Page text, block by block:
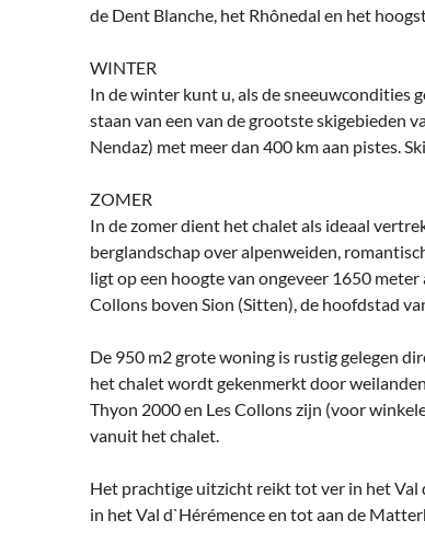
de Dent Blanche, het Rhônedal en het
WINTER
In de winter kunt u, als de sneeuwcondities
staan van een van de grootste skigebieden
Nendaz) met meer dan 400 km aan pistes.
ZOMER
In de zomer dient het chalet als ideaal
berglandschap over alpenweiden,
ligt op een hoogte van ongeveer 1650 meter
Collons boven Sion (Sitten), de hoofdstad
De 950 m2 grote woning is rustig gelegen
het chalet wordt gekenmerkt door
Thyon 2000 en Les Collons zijn (voor
vanuit het chalet.
Het prachtige uitzicht reikt tot ver in het Val
in het Val d`Hérémence en tot aan de